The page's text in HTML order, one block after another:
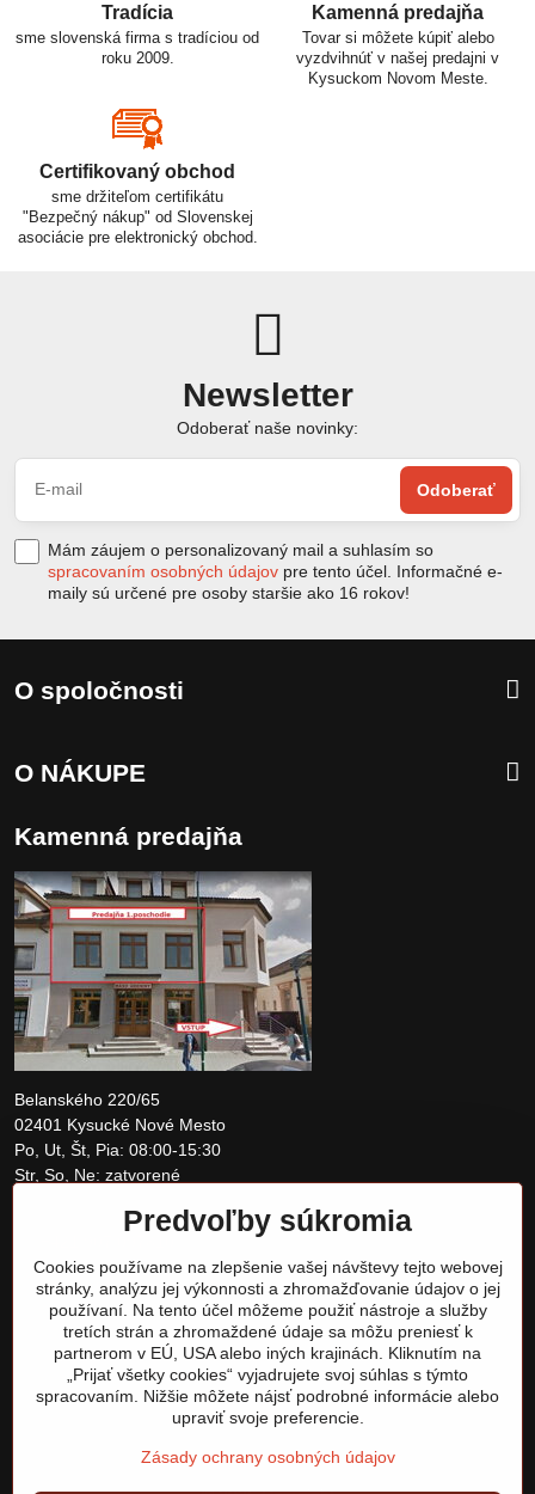
Tradícia
sme slovenská firma s tradíciou od
roku 2009.
Kamenná predajňa
Tovar si môžete kúpiť alebo
vyzdvihnúť v našej predajni v
Kysuckom Novom Meste.
Certifikovaný obchod
sme držiteľom certifikátu
"Bezpečný nákup" od Slovenskej
asociácie pre elektronický obchod.
Newsletter
Odoberať naše novinky:
Odoberať
Mám záujem o personalizovaný mail a suhlasím so
spracovaním osobných údajov pre tento účel. Informačné e-
maily sú určené pre osoby staršie ako 16 rokov!
O spoločnosti
O NÁKUPE
Kamenná predajňa
Belanského 220/65
02401 Kysucké Nové Mesto
Po, Ut, Št, Pia: 08:00-15:30
Str, So, Ne: zatvorené
obchod@tomshardware.sk
Predvoľby súkromia
Cookies používame na zlepšenie vašej návštevy tejto webovej
stránky, analýzu jej výkonnosti a zhromažďovanie údajov o jej
používaní. Na tento účel môžeme použiť nástroje a služby
tretích strán a zhromaždené údaje sa môžu preniesť k
partnerom v EÚ, USA alebo iných krajinách. Kliknutím na
„Prijať všetky cookies“ vyjadrujete svoj súhlas s týmto
spracovaním. Nižšie môžete nájsť podrobné informácie alebo
upraviť svoje preferencie.
Zásady ochrany osobných údajov